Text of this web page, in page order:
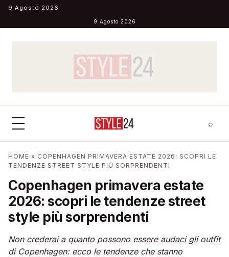
Salta al contenuto
9 Agosto 2026
9 Agosto 2026
⌕
Cerca ⌕ ×
HOME » COPENHAGEN PRIMAVERA ESTATE 2026: SCOPRI LE
TENDENZE STREET STYLE PIÙ SORPRENDENTI
Copenhagen primavera estate
2026: scopri le tendenze street
style più sorprendenti
Non crederai a quanto possono essere audaci gli outfit
di Copenhagen: ecco le tendenze che stanno